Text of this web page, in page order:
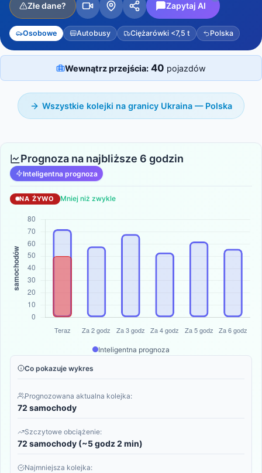
Złe dane? Zapytaj AI
Osobowe Autobusy Ciężarówki <7,5 t Polska
Wewnątrz przejścia: 40 pojazdów
Wszystkie kolejki na granicy Ukraina — Polska
Prognoza na najbliższe 6 godzin
Inteligentna prognoza
NA ŻYWO Mniej niż zwykle
Inteligentna prognoza
Co pokazuje wykres
Prognozowana aktualna kolejka:
72 samochody
Szczytowe obciążenie:
72 samochody (~5 godz 2 min)
Najmniejsza kolejka: